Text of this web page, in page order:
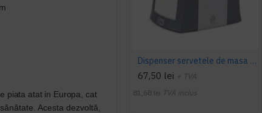
piata atat in Europa, cat
Acesta dezvoltă,
Dispenser servetele de masa Tork
67,50 lei + TVA
81,68 lei TVA inclus